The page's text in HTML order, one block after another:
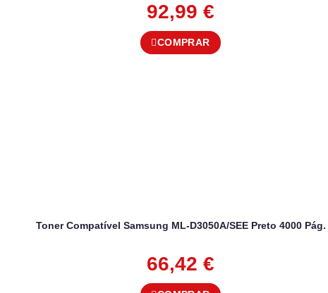
92,99 €
COMPRAR
Toner Compatível Samsung ML-D3050A/SEE Preto 4000 Pág.
66,42 €